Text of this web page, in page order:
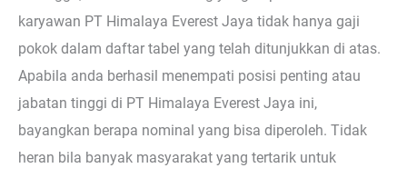
karyawan PT Himalaya Everest Jaya tidak hanya gaji
pokok dalam daftar tabel yang telah ditunjukkan di atas.
Apabila anda berhasil menempati posisi penting atau
jabatan tinggi di PT Himalaya Everest Jaya ini,
bayangkan berapa nominal yang bisa diperoleh. Tidak
heran bila banyak masyarakat yang tertarik untuk